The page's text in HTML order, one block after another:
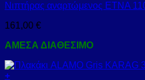
Νιπτήρας αναρτώμενος ETNA
161,00 €
ΑΜΕΣΑ ΔΙΑΘΕΣΙΜΟ
+